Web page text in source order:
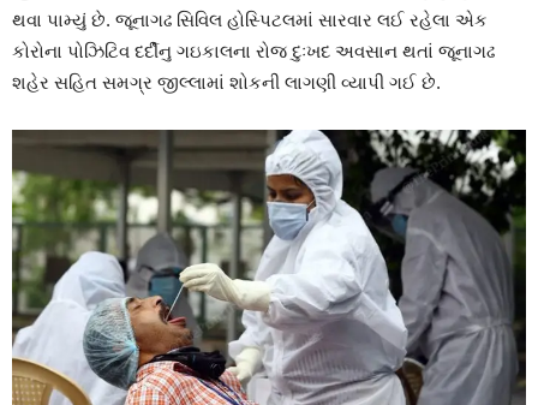
થવા પામ્યું છે. જૂનાગઢ સિવિલ હોસ્પિટલમાં સારવાર લઈ રહેલા એક
કોરોના પોઝિટિવ દર્દીનુ ગઇકાલના રોજ દુઃખદ અવસાન થતાં જૂનાગઢ
શહેર સહિત સમગ્ર જીલ્લામાં શોકની લાગણી વ્યાપી ગઈ છે.